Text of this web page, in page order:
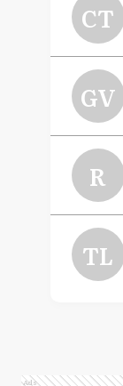
CT
GV
R
TL
Ads